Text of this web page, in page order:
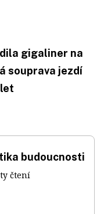
gigaliner na
souprava jezdí
budoucnosti
čtení